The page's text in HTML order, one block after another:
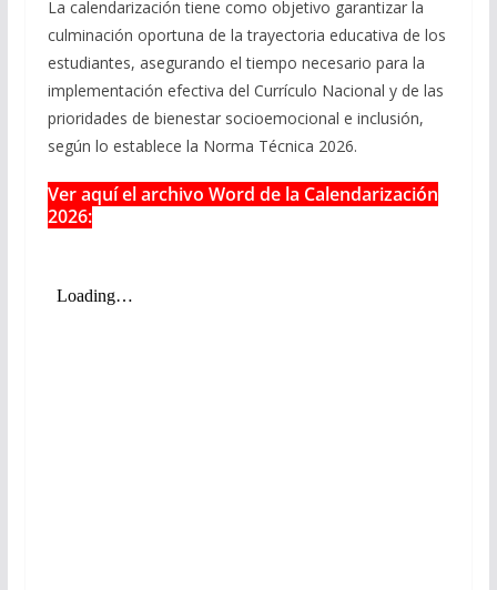
La calendarización tiene como objetivo garantizar la
culminación oportuna de la trayectoria educativa de los
estudiantes, asegurando el tiempo necesario para la
implementación efectiva del Currículo Nacional y de las
prioridades de bienestar socioemocional e inclusión,
según lo establece la Norma Técnica 2026.
Ver aquí el archivo Word de la Calendarización
2026: